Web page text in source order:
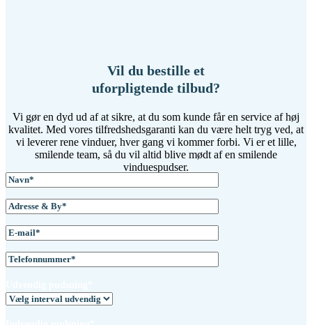
Vil du bestille et
uforpligtende tilbud?
Vi gør en dyd ud af at sikre, at du som kunde får en service af høj
kvalitet. Med vores tilfredshedsgaranti kan du være helt tryg ved, at
vi leverer rene vinduer, hver gang vi kommer forbi. Vi er et lille,
smilende team, så du vil altid blive mødt af en smilende
vinduespudser.